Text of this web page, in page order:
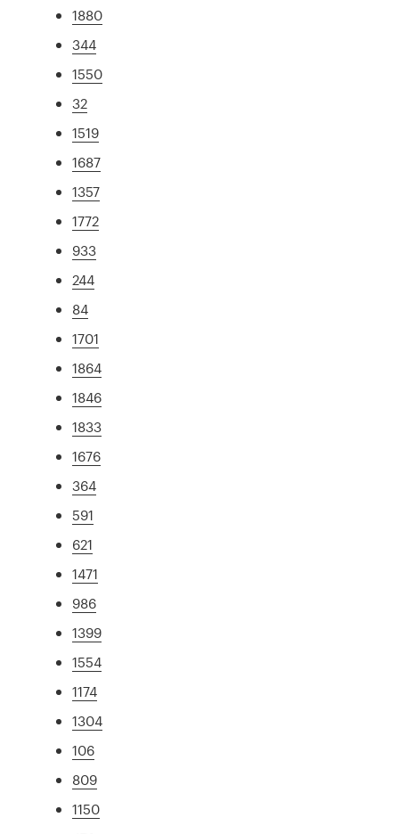
1880
344
1550
32
1519
1687
1357
1772
933
244
84
1701
1864
1846
1833
1676
364
591
621
1471
986
1399
1554
1174
1304
106
809
1150